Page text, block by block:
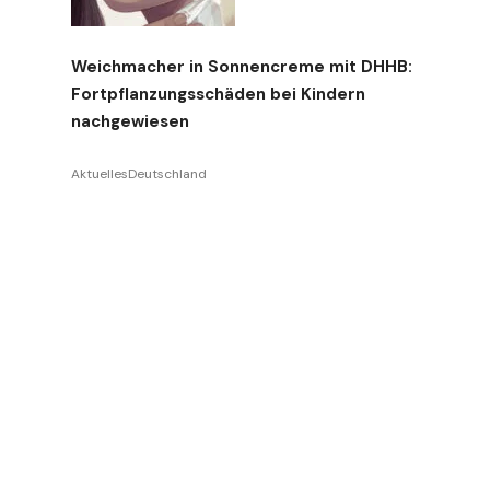
Weichmacher in Sonnencreme mit DHHB:
Fortpflanzungsschäden bei Kindern
nachgewiesen
AktuellesDeutschland